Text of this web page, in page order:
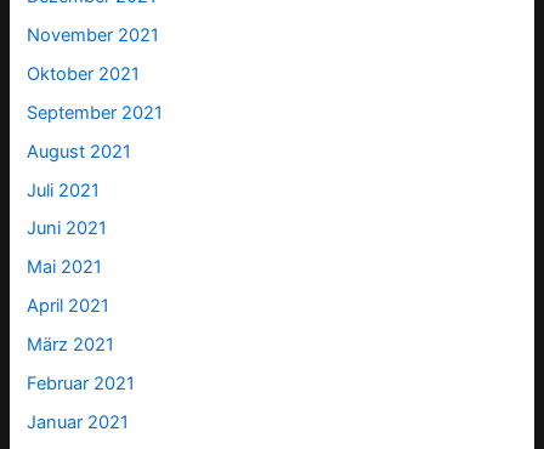
November 2021
Oktober 2021
September 2021
August 2021
Juli 2021
Juni 2021
Mai 2021
April 2021
März 2021
Februar 2021
Januar 2021